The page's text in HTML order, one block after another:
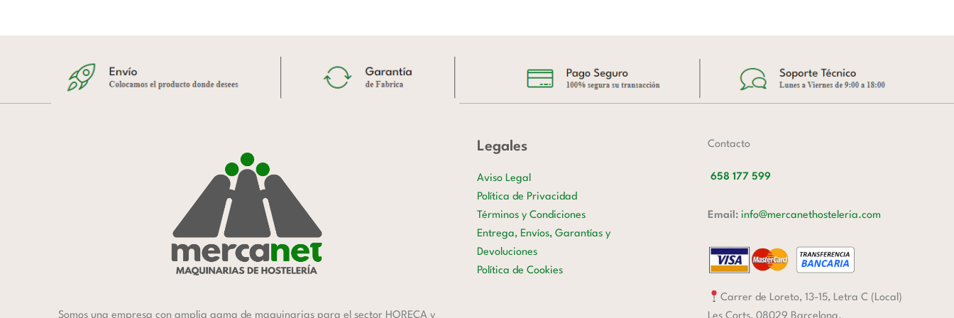
Somos una empresa con amplia gama de maquinarias para el sector HORECA y
Legales
Aviso Legal
Política de Privacidad
Términos y Condiciones
Entrega, Envíos, Garantías y
Devoluciones
Política de Cookies
Contacto
658 177 599
Email: info@mercanethosteleria.com
Carrer de Loreto, 13-15, Letra C (Local)